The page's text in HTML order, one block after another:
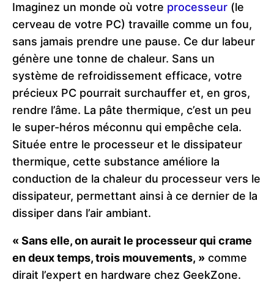
Imaginez un monde où votre processeur (le
cerveau de votre PC) travaille comme un fou,
sans jamais prendre une pause. Ce dur labeur
génère une tonne de chaleur. Sans un
système de refroidissement efficace, votre
précieux PC pourrait surchauffer et, en gros,
rendre l’âme. La pâte thermique, c’est un peu
le super-héros méconnu qui empêche cela.
Située entre le processeur et le dissipateur
thermique, cette substance améliore la
conduction de la chaleur du processeur vers le
dissipateur, permettant ainsi à ce dernier de la
dissiper dans l’air ambiant.
« Sans elle, on aurait le processeur qui crame
en deux temps, trois mouvements, » comme
dirait l’expert en hardware chez GeekZone.